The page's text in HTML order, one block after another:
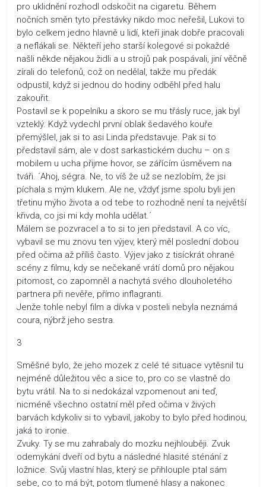
pro uklidnění rozhodl odskočit na cigaretu. Během
nočních směn tyto přestávky nikdo moc neřešil, Lukovi to
bylo celkem jedno hlavně u lidí, kteří jinak dobře pracovali
a neflákali se. Někteří jeho starší kolegové si pokaždé
našli někde nějakou židli a u strojů pak pospávali, jiní věčně
zírali do telefonů, což on nedělal, takže mu předák
odpustil, když si jednou do hodiny odběhl před halu
zakouřit.
Postavil se k popelníku a skoro se mu třásly ruce, jak byl
vzteklý. Když vydechl první oblak šedavého kouře
přemýšlel, jak si to asi Linda představuje. Pak si to
představil sám, ale v dost sarkastickém duchu – on s
mobilem u ucha přijme hovor, se zářícím úsměvem na
tváři. ´Ahoj, ségra. Ne, to víš že už se nezlobím, že jsi
píchala s mým klukem. Ale ne, vždyť jsme spolu byli jen
třetinu mýho života a od tebe to rozhodně není ta největší
křivda, co jsi mi kdy mohla udělat.´
Málem se pozvracel a to si to jen představil. A co víc,
vybavil se mu znovu ten výjev, který měl poslední dobou
před očima až příliš často. Výjev jako z tisíckrát ohrané
scény z filmu, kdy se nečekaně vrátí domů pro nějakou
pitomost, co zapomněl a nachytá svého dlouholetého
partnera při nevěře, přímo inflagranti.
Jenže tohle nebyl film a dívka v posteli nebyla neznámá
coura, nýbrž jeho sestra.
3
Směšné bylo, že jeho mozek z celé té situace vytěsnil tu
nejméně důležitou věc a sice to, pro co se vlastně do
bytu vrátil. Na to si nedokázal vzpomenout ani teď,
nicméně všechno ostatní měl před očima v živých
barvách kdykoliv si to vybavil, jakoby to bylo před hodinou,
jaká to ironie.
Zvuky. Ty se mu zahrabaly do mozku nejhlouběji. Zvuk
odemykání dveří od bytu a následné hlasité sténání z
ložnice. Svůj vlastní hlas, který se přihlouple ptal sám
sebe, co to má být, potom tlumené hlasy a nakonec